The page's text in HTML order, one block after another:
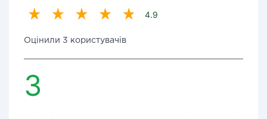
4.9
Оцінили 3 користувачів
3